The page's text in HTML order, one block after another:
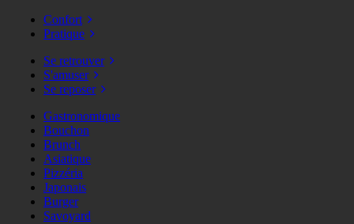
Confort
Pratique
Se retrouver
S'amuser
Se reposer
Gastronomique
Bouchon
Brunch
Asiatique
Pizzéria
Japonais
Burger
Savoyard